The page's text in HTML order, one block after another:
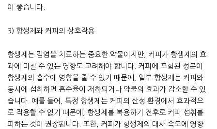
이 좋습니다.
3) 항생제와 커피의 상호작용
항생제는 감염을 치료하는 중요한 약물이지만, 커피가 항생제의 효
과에 미칠 수 있는 영향도 고려해야 합니다. 커피에 포함된 성분이
항생제의 흡수에 영향을 줄 수 있기 때문에, 일부 항생제는 커피와
동시에 섭취하면 흡수율이 저하되거나 약물의 효과가 감소할 수 있
습니다. 예를 들어, 특정 항생제는 커피의 산성 환경에서 효과적으
로 작용할 수 없기 때문에, 항생제를 복용하기 전후로 커피 섭취를
피하는 것이 권장됩니다. 또한, 커피가 항생제의 대사 속도에 영향